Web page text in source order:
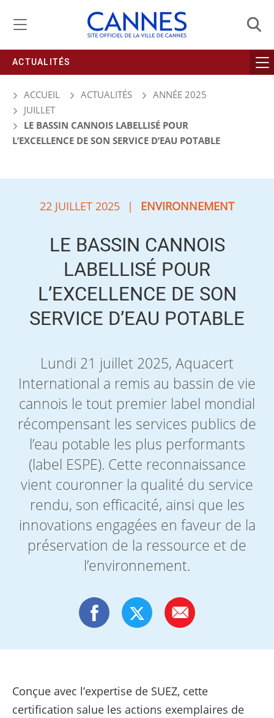
ACTUALITÉS
ACCUEIL ACTUALITÉS
ANNÉE 2025
JUILLET
LE BASSIN CANNOIS LABELLISÉ POUR
L’EXCELLENCE DE SON SERVICE D’EAU POTABLE
22 JUILLET 2025 | ENVIRONNEMENT
LE BASSIN CANNOIS
LABELLISÉ POUR
L’EXCELLENCE DE SON
SERVICE D’EAU POTABLE
Lundi 21 juillet 2025, Aquacert
International a remis au bassin de vie
cannois le tout premier label mondial
récompensant les services publics de
l’eau potable les plus performants
(label ESPE). Cette reconnaissance
vient couronner la qualité du service
rendu, son efficacité, ainsi que les
innovations engagées en faveur de la
préservation de la ressource et de
l’environnement.
Conçue avec l’expertise de SUEZ, cette
certification salue les actions exemplaires de